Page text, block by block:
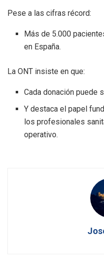
Pese a las cifras récord:
Más de 5.000
en España.
La ONT insiste en que:
Cada donación puede
Y destaca el papel
los profesionales
operativo.